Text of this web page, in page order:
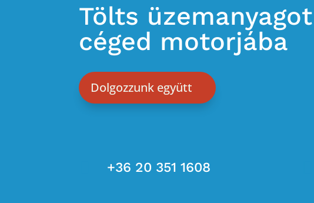
Tölts
céged motorjába
Dolgozzunk együtt
+36 20 351 1608